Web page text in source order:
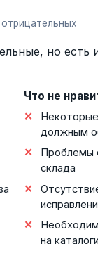
отрицательных
но есть
Что не
должным
Проблемы
склада
на каталоги